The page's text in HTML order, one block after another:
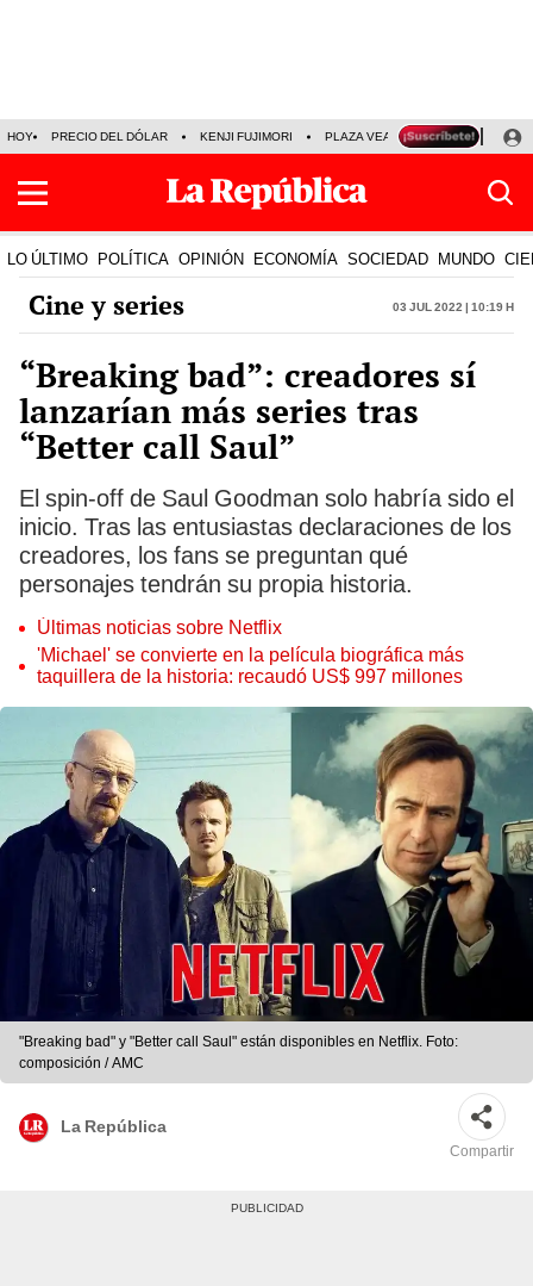
HOY PRECIO DEL DÓLAR KENJI FUJIMORI PLAZA VEA FERIADOS
LO ÚLTIMO POLÍTICA OPINIÓN ECONOMÍA SOCIEDAD MUNDO
Cine y series 03 Jul 2022 | 10:19 h
“Breaking bad”: creadores sí
lanzarían más series tras
“Better call Saul”
El spin-off de Saul Goodman solo habría sido el
inicio. Tras las entusiastas declaraciones de los
creadores, los fans se preguntan qué
personajes tendrán su propia historia.
Últimas noticias sobre Netflix
'Michael' se convierte en la película biográfica más
taquillera de la historia: recaudó US$ 997 millones
"Breaking bad" y "Better call Saul" están disponibles en Netflix. Foto:
composición / AMC
La República
Compartir